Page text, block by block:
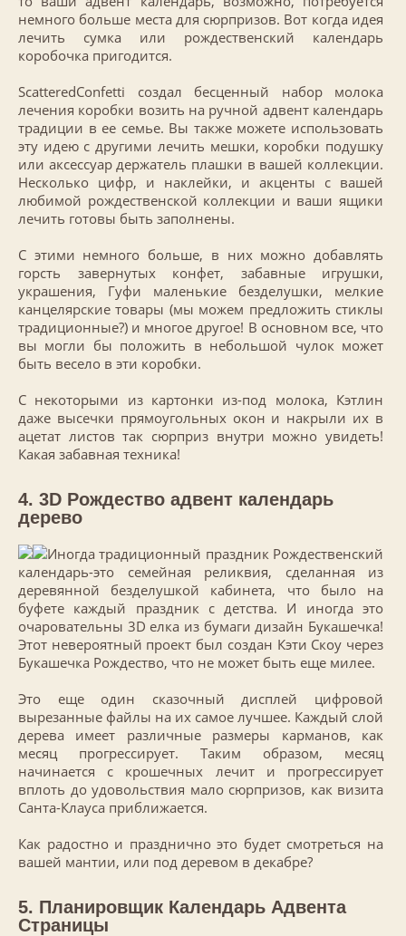
немного больше места для сюрпризов. Вот когда идея
лечить сумка или рождественский календарь
коробочка пригодится.
ScatteredConfetti создал бесценный набор молока
лечения коробки возить на ручной адвент календарь
традиции в ее семье. Вы также можете использовать
эту идею с другими лечить мешки, коробки подушку
или аксессуар держатель плашки в вашей коллекции.
Несколько цифр, и наклейки, и акценты с вашей
любимой рождественской коллекции и ваши ящики
лечить готовы быть заполнены.
С этими немного больше, в них можно добавлять
горсть завернутых конфет, забавные игрушки,
украшения, Гуфи маленькие безделушки, мелкие
канцелярские товары (мы можем предложить стиклы
традиционные?) и многое другое! В основном все, что
вы могли бы положить в небольшой чулок может
быть весело в эти коробки.
С некоторыми из картонки из-под молока, Кэтлин
даже высечки прямоугольных окон и накрыли их в
ацетат листов так сюрприз внутри можно увидеть!
Какая забавная техника!
4. 3D Рождество адвент календарь
дерево
Иногда традиционный праздник Рождественский
календарь-это семейная реликвия, сделанная из
деревянной безделушкой кабинета, что было на
буфете каждый праздник с детства. И иногда это
очаровательны 3D елка из бумаги дизайн Букашечка!
Этот невероятный проект был создан Кэти Скоу через
Букашечка Рождество, что не может быть еще милее.
Это еще один сказочный дисплей цифровой
вырезанные файлы на их самое лучшее. Каждый слой
дерева имеет различные размеры карманов, как
месяц прогрессирует. Таким образом, месяц
начинается с крошечных лечит и прогрессирует
вплоть до удовольствия мало сюрпризов, как визита
Санта-Клауса приближается.
Как радостно и празднично это будет смотреться на
вашей мантии, или под деревом в декабре?
5. Планировщик Календарь Адвента
Страницы